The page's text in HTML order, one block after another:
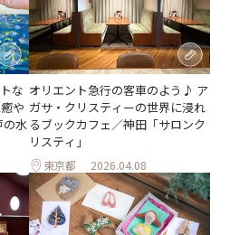
な
や
水
オリエント急行の客車のよう♪ ア
ガサ・クリスティーの世界に浸れ
るブックカフェ／神田「サロンク
リスティ」
東京都 2026.04.08